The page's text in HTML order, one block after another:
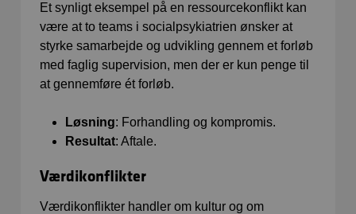
Et synligt eksempel på en ressourcekonflikt kan
være at to teams i socialpsykiatrien ønsker at
styrke samarbejde og udvikling gennem et forløb
med faglig supervision, men der er kun penge til
at gennemføre ét forløb.
Løsning: Forhandling og kompromis.
Resultat: Aftale.
Værdikonflikter
Værdikonflikter handler om kultur og om